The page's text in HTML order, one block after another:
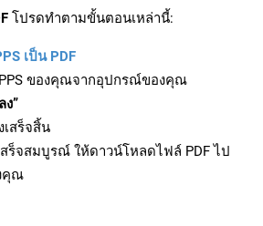
โปรดทำตามขั้นตอนเหล่านี้:
เป็น PDF
ของคุณจากอุปกรณ์ของคุณ
ง”
เสร็จสิ้น
สร็จสมบูรณ์ ให้ดาวน์โหลดไฟล์ PDF ไป
คุณ